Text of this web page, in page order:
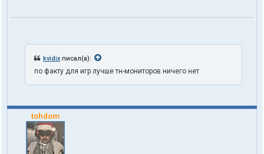
kvidix писал(а):
по факту для игр лучше тн-мониторов ничего нет
tohdom